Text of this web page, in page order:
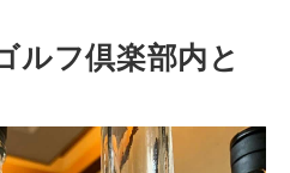
ルフ倶楽部内と